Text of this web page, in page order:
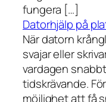
fungera […]
Datorhjälp på
När datorn
svajar eller
vardagen
tidskrävande.
möjlighet att få